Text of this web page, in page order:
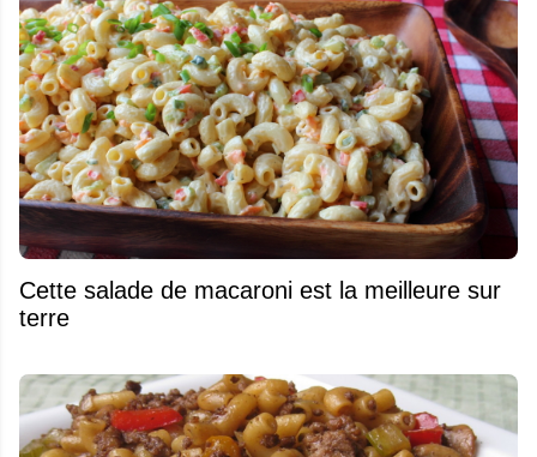
Cette salade de macaroni est la meilleure sur
terre